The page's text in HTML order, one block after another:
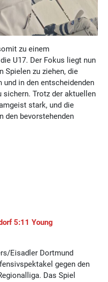
zu einem
U17. Der Fokus liegt nun
Spielen zu ziehen, die
in den entscheidenden
sichern. Trotz der aktuellen
stark, und die
den bevorstehenden
5:11 Young
Eisadler Dortmund
gegen den
Das Spiel